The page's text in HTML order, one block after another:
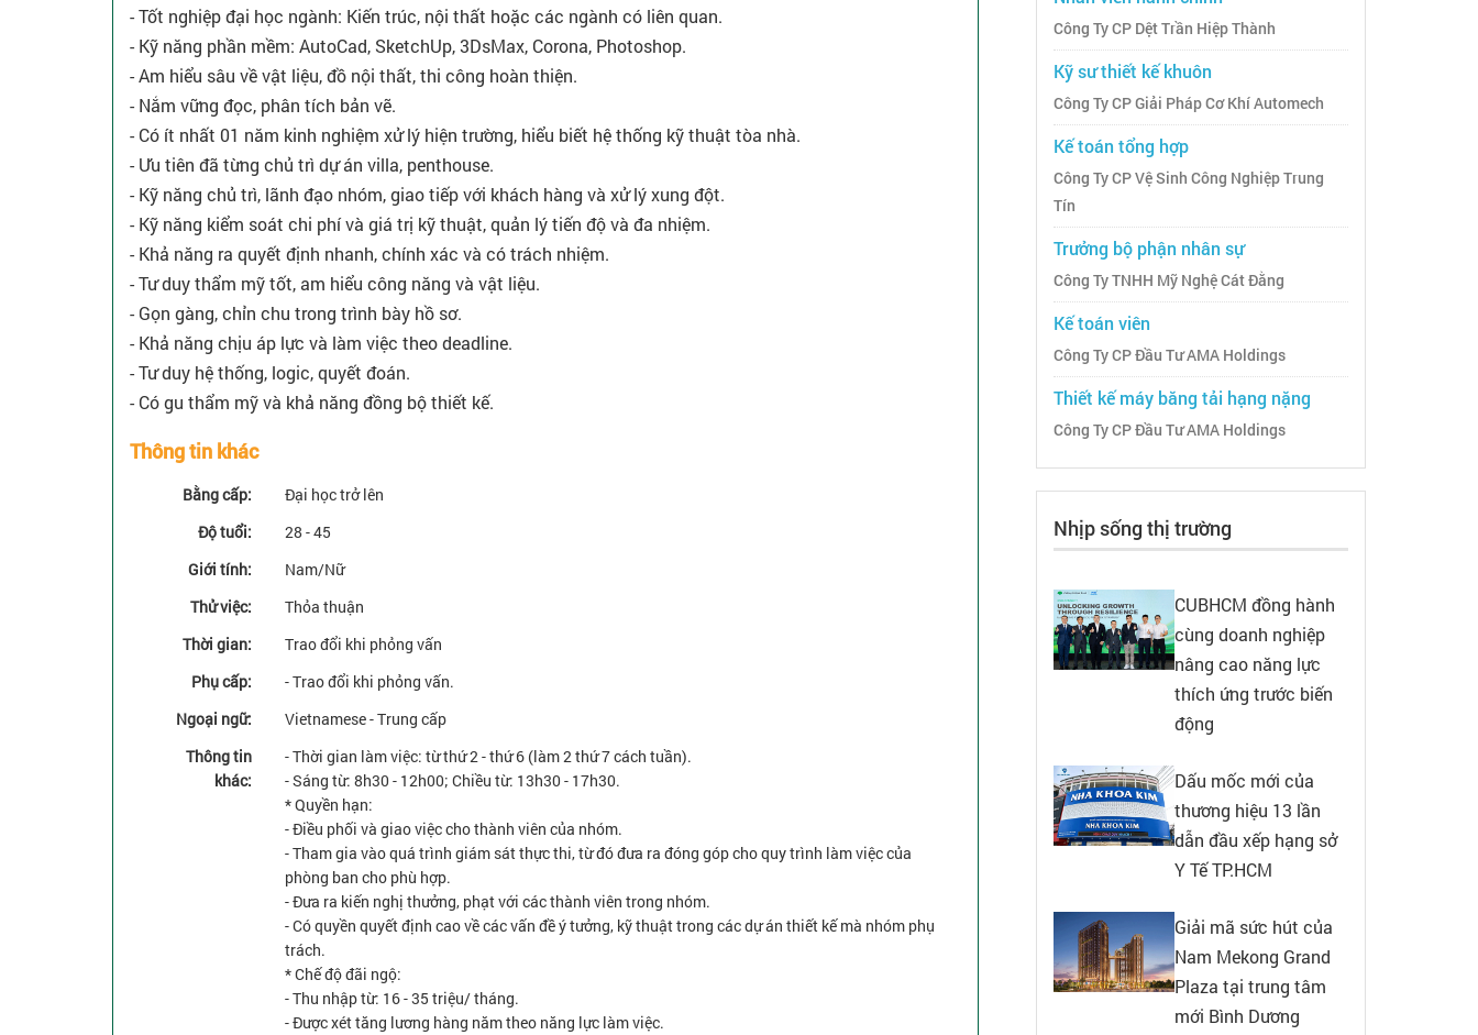
- Tốt nghiệp đại học ngành: Kiến trúc, nội thất hoặc các ngành có liên quan.
- Kỹ năng phần mềm: AutoCad, SketchUp, 3DsMax, Corona, Photoshop.
- Am hiểu sâu về vật liệu, đồ nội thất, thi công hoàn thiện.
- Nắm vững đọc, phân tích bản vẽ.
- Có ít nhất 01 năm kinh nghiệm xử lý hiện trường, hiểu biết hệ thống kỹ thuật tòa nhà.
- Ưu tiên đã từng chủ trì dự án villa, penthouse.
- Kỹ năng chủ trì, lãnh đạo nhóm, giao tiếp với khách hàng và xử lý xung đột.
- Kỹ năng kiểm soát chi phí và giá trị kỹ thuật, quản lý tiến độ và đa nhiệm.
- Khả năng ra quyết định nhanh, chính xác và có trách nhiệm.
- Tư duy thẩm mỹ tốt, am hiểu công năng và vật liệu.
- Gọn gàng, chỉn chu trong trình bày hồ sơ.
- Khả năng chịu áp lực và làm việc theo deadline.
- Tư duy hệ thống, logic, quyết đoán.
- Có gu thẩm mỹ và khả năng đồng bộ thiết kế.
Thông tin khác
Bằng cấp:
Đại học trở lên
Độ tuổi:
28 - 45
Giới tính:
Nam/Nữ
Thử việc:
Thỏa thuận
Thời gian:
Trao đổi khi phỏng vấn
Phụ cấp:
- Trao đổi khi phỏng vấn.
Ngoại ngữ:
Vietnamese - Trung cấp
Thông tin
khác:
- Thời gian làm việc: từ thứ 2 - thứ 6 (làm 2 thứ 7 cách tuần).
- Sáng từ: 8h30 - 12h00; Chiều từ: 13h30 - 17h30.
* Quyền hạn:
- Điều phối và giao việc cho thành viên của nhóm.
- Tham gia vào quá trình giám sát thực thi, từ đó đưa ra đóng góp cho quy trình làm việc của
phòng ban cho phù hợp.
- Đưa ra kiến nghị thưởng, phạt với các thành viên trong nhóm.
- Có quyền quyết định cao về các vấn đề ý tưởng, kỹ thuật trong các dự án thiết kế mà nhóm phụ
trách.
* Chế độ đãi ngộ:
- Thu nhập từ: 16 - 35 triệu/ tháng.
- Được xét tăng lương hàng năm theo năng lực làm việc.
Công Ty CP Dệt Trần Hiệp Thành
Kỹ sư thiết kế khuôn
Công Ty CP Giải Pháp Cơ Khí Automech
Kế toán tổng hợp
Công Ty CP Vệ Sinh Công Nghiệp Trung
Tín
Trưởng bộ phận nhân sự
Công Ty TNHH Mỹ Nghệ Cát Đằng
Kế toán viên
Công Ty CP Đầu Tư AMA Holdings
Thiết kế máy băng tải hạng nặng
Công Ty CP Đầu Tư AMA Holdings
Nhịp sống thị trường
CUBHCM đồng hành
cùng doanh nghiệp
nâng cao năng lực
thích ứng trước biến
động
Dấu mốc mới của
thương hiệu 13 lần
dẫn đầu xếp hạng sở
Y Tế TP.HCM
Giải mã sức hút của
Nam Mekong Grand
Plaza tại trung tâm
mới Bình Dương